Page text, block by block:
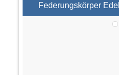
Federungskörper